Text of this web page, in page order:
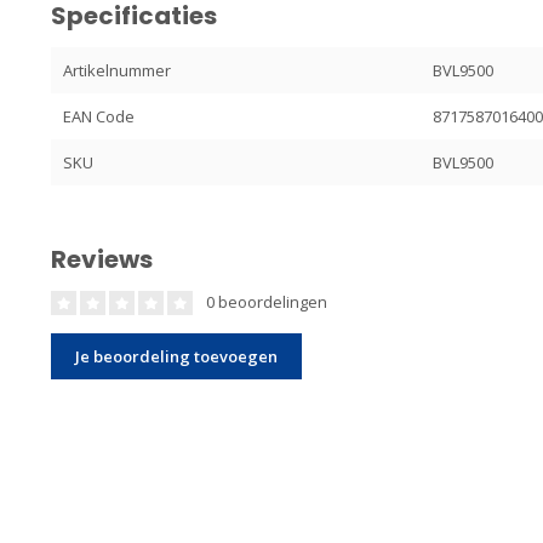
Specificaties
Artikelnummer BVL9500
EAN Code 8717587016400
SKU BVL9500
Reviews
0 beoordelingen
Je beoordeling toevoegen